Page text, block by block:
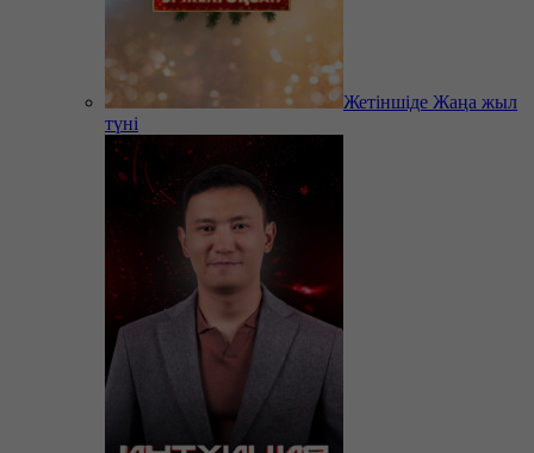
Жетіншіде Жаңа жыл
түні